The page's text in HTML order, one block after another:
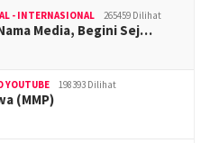
- INTERNASIONAL 265459 Dilihat
Media, Begini Sej…
YOUTUBE 198393 Dilihat
(MMP)